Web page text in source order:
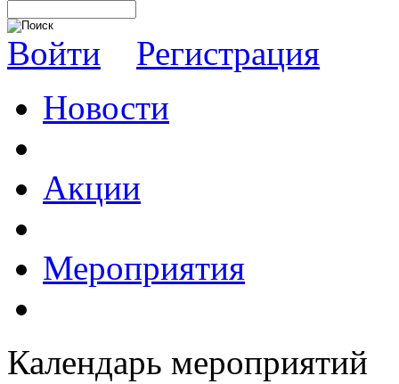
Войти
Регистрация
Новости
Акции
Мероприятия
Календарь мероприятий